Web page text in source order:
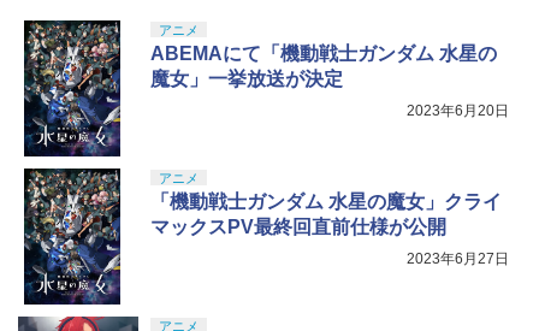
アニメ
ABEMAにて「機動戦士ガンダム 水星の
魔女」一挙放送が決定
2023年6月20日
アニメ
「機動戦士ガンダム 水星の魔女」クライ
マックスPV最終回直前仕様が公開
2023年6月27日
アニメ